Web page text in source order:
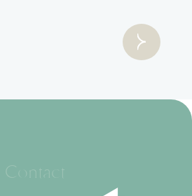
Contact